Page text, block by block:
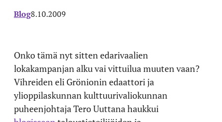
Blog8.10.2009
Onko tämä nyt sitten edarivaalien
lokakampanjan alku vai vittuilua muuten vaan?
Vihreiden eli Grönionin edaattori ja
ylioppilaskunnan kulttuurivaliokunnan
puheenjohtaja Tero Uuttana haukkui